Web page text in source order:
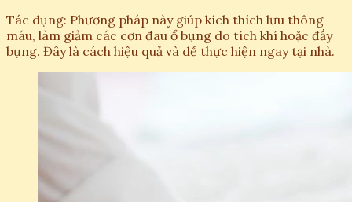
Tác dụng: Phương pháp này giúp kích thích lưu thông
máu, làm giảm các cơn đau ổ bụng do tích khí hoặc đầy
bụng. Đây là cách hiệu quả và dễ thực hiện ngay tại nhà.